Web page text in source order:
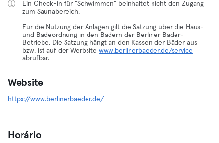
Ein Check-in für "Schwimmen" beinhaltet nicht den Zugang
zum Saunabereich.
Für die Nutzung der Anlagen gilt die Satzung über die Haus-
und Badeordnung in den Bädern der Berliner Bäder-
Betriebe. Die Satzung hängt an den Kassen der Bäder aus
bzw. ist auf der Werbsite www.berlinerbaeder.de/service
abrufbar.
Website
https://www.berlinerbaeder.de/
Horário